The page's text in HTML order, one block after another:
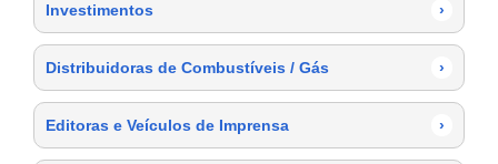
Investimentos
›
Distribuidoras de Combustíveis / Gás ›
Editoras e Veículos de Imprensa ›